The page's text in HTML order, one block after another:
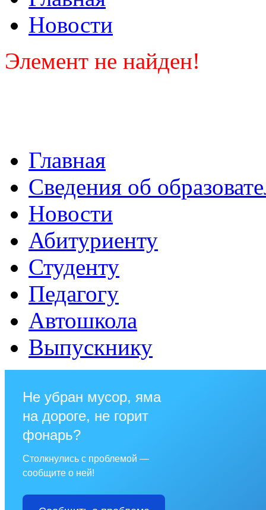
Новости
Элемент не найден!
Главная
Сведения об
Новости
Абитуриенту
Студенту
Педагогу
Автошкола
Выпускнику
Не убран мусор, яма
на дороге, не горит
фонарь?
Столкнулись с проблемой —
сообщите о ней!